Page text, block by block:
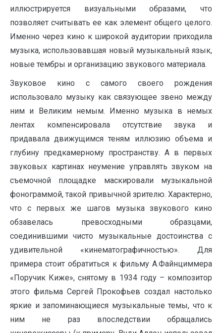
иллюстрируется визуальными образами, что
позволяет считывать ее как элемент общего целого.
Именно через кино к широкой аудитории приходила
музыка, использовавшая новый музыкальный язык,
новые тембры и организацию звукового материала.
Звуковое кино с самого своего рождения
использовало музыку как связующее звено между
ним и Великим немым. Именно музыка в немых
лентах компенсировала отсутствие звука и
придавала движущимся теням иллюзию объема и
глубину предкамерному пространству. А в первых
звуковых картинах неумение управлять звуком на
съемочной площадке маскировали музыкальной
фонограммой, такой привычной зрителю. Характерно,
что с первых же шагов музыка звукового кино
обзавелась превосходными образцами,
соединившими чисто музыкальные достоинства с
удивительной «кинематографичностью». Для
примера стоит обратиться к фильму А.Файнциммера
«Поручик Киже», снятому в 1934 году – композитор
этого фильма Сергей Прокофьев создал настолько
яркие и запоминающиеся музыкальные темы, что к
ним не раз впоследствии обращались